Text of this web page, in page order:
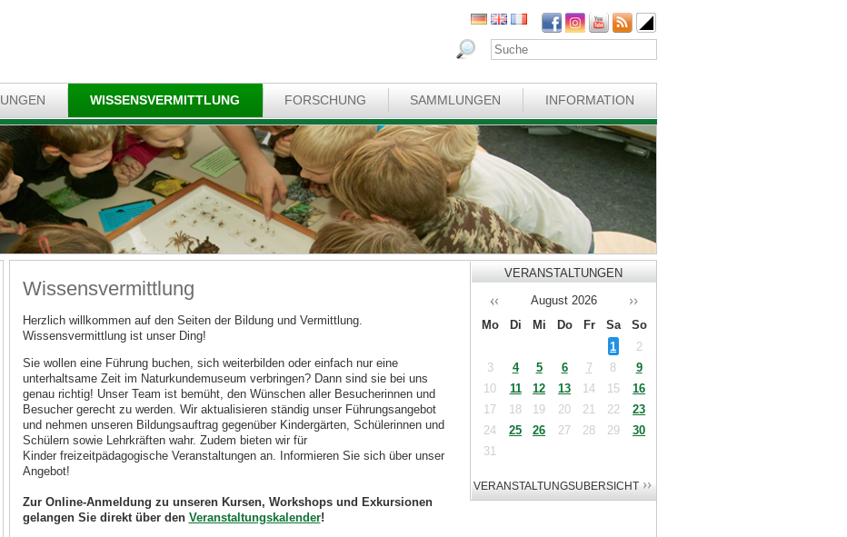
WISSENSVERMITTLUNG FORSCHUNG SAMMLUNGEN INFORMATION
Wissensvermittlung
Herzlich willkommen auf den Seiten der Bildung und Vermittlung.
Wissensvermittlung ist unser Ding!
Sie wollen eine Führung buchen, sich weiterbilden oder einfach nur eine
unterhaltsame Zeit im Naturkundemuseum verbringen? Dann sind sie bei uns
genau richtig! Unser Team ist bemüht, den Wünschen aller Besucherinnen und
Besucher gerecht zu werden. Wir aktualisieren ständig unser Führungsangebot
und nehmen unseren Bildungsauftrag gegenüber Kindergärten, Schülerinnen und
Schülern sowie Lehrkräften wahr. Zudem bieten wir für
Kinder freizeitpädagogische Veranstaltungen an. Informieren Sie sich über unser
Angebot!
Zur Online-Anmeldung zu unseren Kursen, Workshops und Exkursionen
gelangen Sie direkt über den Veranstaltungskalender!
VERANSTALTUNGEN
August 2026
Mo
Di Mi Do Fr Sa
So
1
2
3
4 5 6 7 8
9
10
11 12 13 14 15
16
17
18 19 20 21 22
23
24
25 26 27 28 29
30
31